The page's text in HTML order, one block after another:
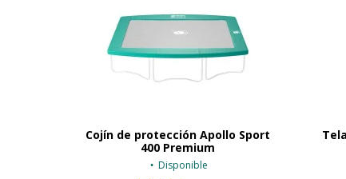
Cojín de protección Apollo Sport
400 Premium
Disponible